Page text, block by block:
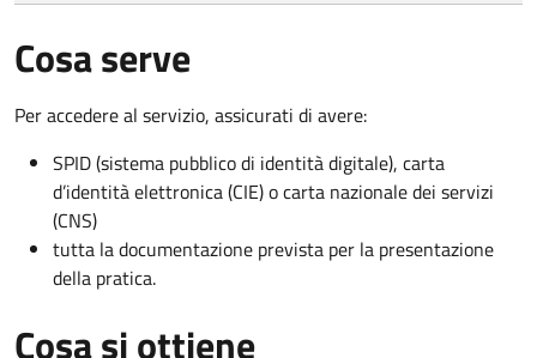
Cosa serve
Per accedere al servizio, assicurati di avere:
SPID (sistema pubblico di identità digitale), carta
d’identità elettronica (CIE) o carta nazionale dei servizi
(CNS)
tutta la documentazione prevista per la presentazione
della pratica.
Cosa si ottiene